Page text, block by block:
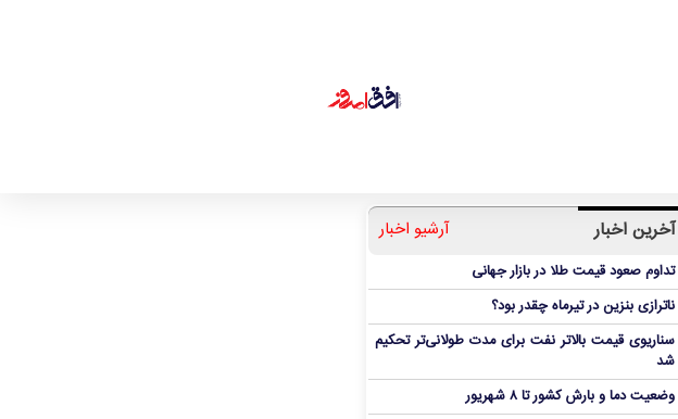
آخرین اخبار آرشیو اخبار
تداوم صعود قیمت طلا در بازار جهانی
ناترازی بنزین در تیرماه چقدر بود؟
سناریوی قیمت بالاتر نفت برای مدت طولانی‌تر تحکیم
شد
وضعیت دما و بارش کشور تا ۸ شهریور